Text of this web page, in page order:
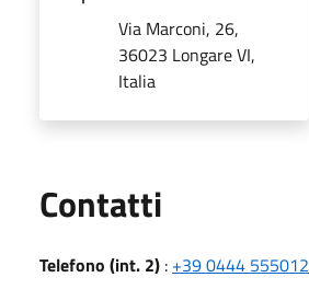
Via Marconi, 26,
36023 Longare VI,
Italia
Contatti
Telefono (int. 2) : +39 0444 555012